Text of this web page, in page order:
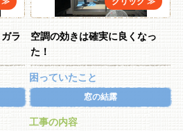
ラ
空調の効きは確実に良くなっ
た！
困っていたこと
窓の結露
工事の内容